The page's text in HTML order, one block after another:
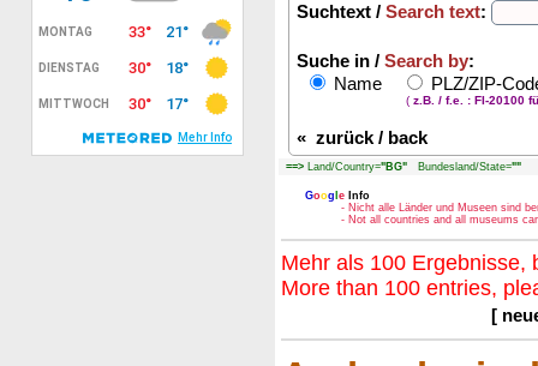
Suchtext / Search text:
Suche in / Search by:
Name
PLZ/ZIP-
( z.B. / f.e. : FI-20100
« zurück / back
==> Land/Country="BG" Bundesland/State=""
Goog e Info
- Nicht alle Länder und Museen sind
- Not all countries and all museums
Mehr als 100 Ergebnisse,
More than 100 entries,
[